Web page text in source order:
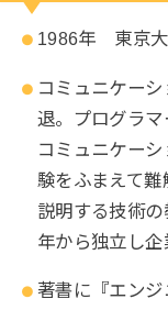
1986年 東京大
コミュニケー
退。プログラマ
コミュニケー
験をふまえて
説明する技術
年から独立し企
著書に『エンジ